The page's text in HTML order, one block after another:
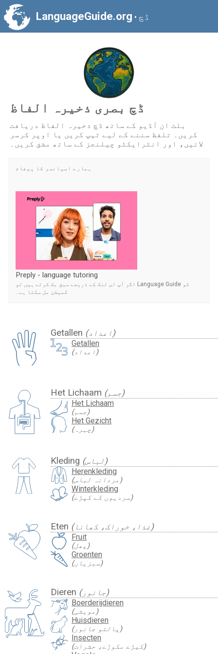
LanguageGuide.org • ڈچ
ڈچ بصری ذخیرہ الفاظ
بلٹ ان آڈیو کے ساتھ ڈچ ذخیرہ الفاظ دریافت
کریں۔ تلفظ سننے کے لیے ٹیپ کریں یا اوپر کرسر
لائیں، اور انٹرایکٹو چیلنجز کے ساتھ مشق کریں۔
Getallen (اعداد)
Getallen
(اعداد)
Het Lichaam (جسم)
Het Lichaam
(جسم)
Het Gezicht
(چہرہ)
Kleding (لباس)
Herenkleding
(مردانہ لباس)
Winterkleding
(سردیوں کے کپڑے)
Eten (غذا، خوراک، کھانا)
Fruit
(پھل)
Groenten
(سبزیاں)
Dieren (جانور)
Boerderijdieren
(مویشی)
Huisdieren
(پالتو جانور)
Insecten
(کیڑے مکوڑے، حشرات)
ہمارے اسپانسر کا پیغام
Preply - language tutoring
اگر آپ اس لنک کے ذریعے سبق بک کرتے ہیں تو Language Guide کو
کمیشن مل سکتا ہے۔